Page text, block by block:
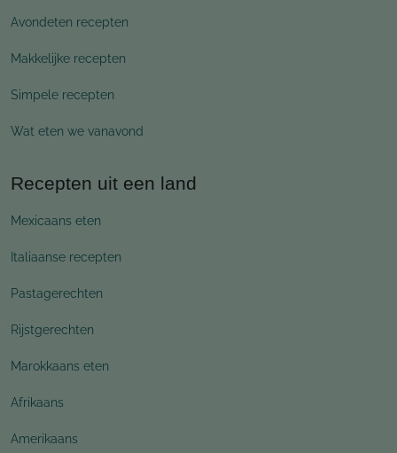
Avondeten recepten
Makkelijke recepten
Simpele recepten
Wat eten we vanavond
Recepten uit een land
Mexicaans eten
Italiaanse recepten
Pastagerechten
Rijstgerechten
Marokkaans eten
Afrikaans
Amerikaans